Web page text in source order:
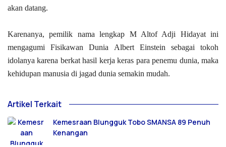
akan datang.
Karenanya, pemilik nama lengkap M Altof Adji Hidayat ini
mengagumi Fisikawan Dunia Albert Einstein sebagai tokoh
idolanya karena berkat hasil kerja keras para penemu dunia, maka
kehidupan manusia di jagad dunia semakin mudah.
Artikel Terkait
Kemesraan Blungguk Tobo SMANSA 89 Penuh
Kenangan